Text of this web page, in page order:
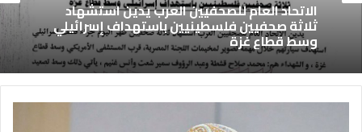
الاتحاد العام للصحفيين العرب يدين استشهاد
ثلاثة صحفيين فلسطينيين باستهداف إسرائيلي
وسط قطاع غزة